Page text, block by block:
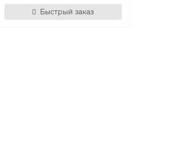
Быстрый заказ